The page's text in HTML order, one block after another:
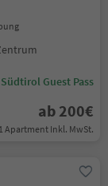
Südtirol Guest Pass
ab 200€
Apartment Inkl. MwSt.